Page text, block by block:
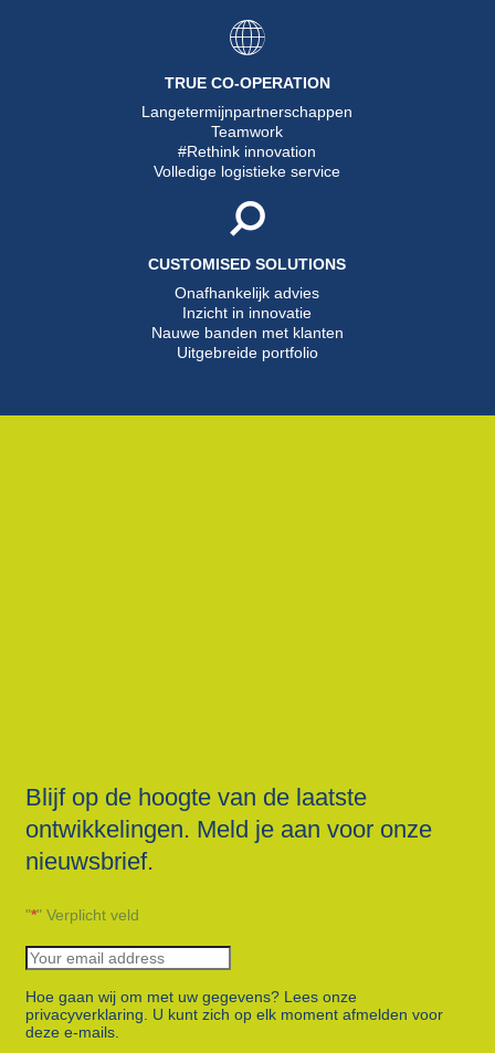
TRUE CO-OPERATION
Langetermijnpartnerschappen
Teamwork
#Rethink innovation
Volledige logistieke service
CUSTOMISED SOLUTIONS
Onafhankelijk advies
Inzicht in innovatie
Nauwe banden met klanten
Uitgebreide portfolio
Blijf op de hoogte van de laatste
ontwikkelingen. Meld je aan voor onze
nieuwsbrief.
"*" Verplicht veld
Hoe gaan wij om met uw gegevens? Lees onze
privacyverklaring. U kunt zich op elk moment afmelden voor
deze e-mails.